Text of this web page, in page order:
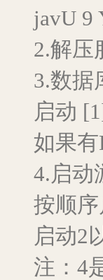
javU 9
2.解压
3.数据
启动
如果
4.启动
按顺序
启动2
注：4